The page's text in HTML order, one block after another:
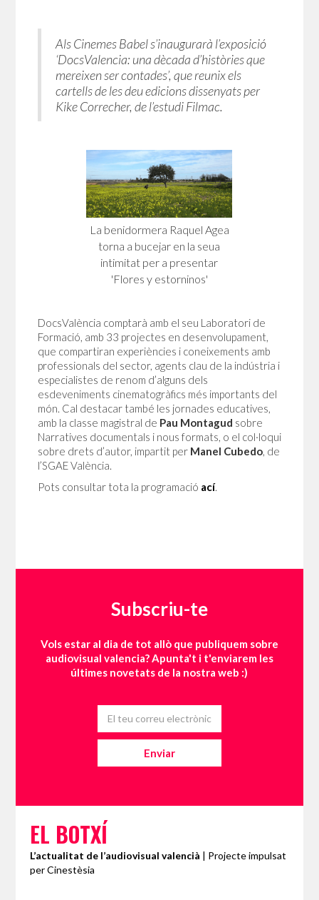
Als Cinemes Babel s’inaugurarà l’exposició
‘DocsValencia: una dècada d’històries que
mereixen ser contades’, que reunix els
cartells de les deu edicions dissenyats per
Kike Correcher, de l’estudi Filmac.
La benidormera Raquel Agea
torna a bucejar en la seua
intimitat per a presentar
'Flores y estorninos'
DocsValència comptarà amb el seu Laboratori de
Formació, amb 33 projectes en desenvolupament,
que compartiran experiències i coneixements amb
professionals del sector, agents clau de la indústria i
especialistes de renom d’alguns dels
esdeveniments cinematogràfics més importants del
món. Cal destacar també les jornades educatives,
amb la classe magistral de Pau Montagud sobre
Narratives documentals i nous formats, o el col·loqui
sobre drets d’autor, impartit per Manel Cubedo, de
l’SGAE València.
Pots consultar tota la programació ací.
Subscriu-te
Vols estar al dia de tot allò que publiquem sobre
audiovisual valencia? Apunta't i t'enviarem les
últimes novetats de la nostra web :)
EL BOTXÍ
L’actualitat de l’audiovisual valencià | Projecte impulsat
per Cinestèsia